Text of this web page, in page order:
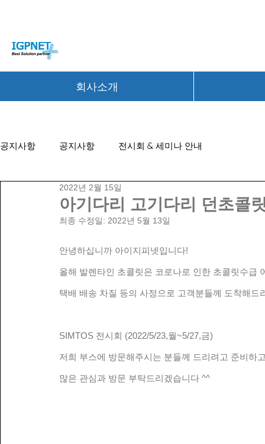
회사소개
공지사항 공지사항 전시회 & 세미나 안내
아기다리 고기다리 던초콜
2022년 2월 15일
최종 수정일: 2022년 5월 13일
안녕하십니까 아이지피넷입니다!
올해 발렌타인 초콜릿은 코로나로 인한 초콜릿수급
택배 배송 차질 등의 사정으로 고객분들께 도착해
SIMTOS 전시회 (2022/5/23,월~5/27,금)
저희 부스에 방문해주시는 분들께 드리려고 준비하
많은 관심과 방문 부탁드리겠습니다 ^^